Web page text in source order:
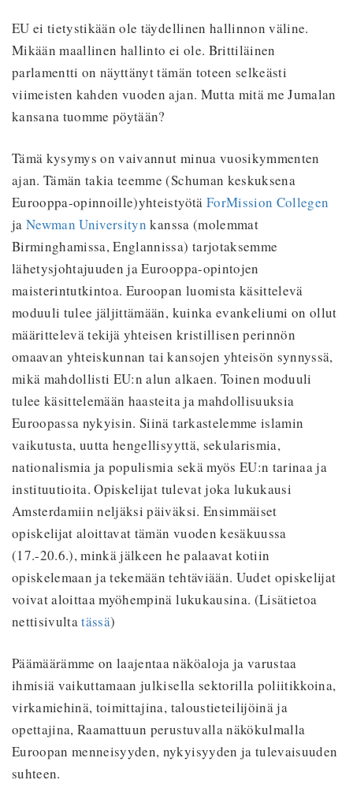
EU ei tietystikään ole täydellinen hallinnon väline.
Mikään maallinen hallinto ei ole. Brittiläinen
parlamentti on näyttänyt tämän toteen selkeästi
viimeisten kahden vuoden ajan. Mutta mitä me Jumalan
kansana tuomme pöytään?
Tämä kysymys on vaivannut minua vuosikymmenten
ajan. Tämän takia teemme (Schuman keskuksena
Eurooppa-opinnoille)yhteistyötä ForMission Collegen
jaNewman Universityn kanssa (molemmat
Birminghamissa, Englannissa) tarjotaksemme
lähetysjohtajuuden ja Eurooppa-opintojen
maisterintutkintoa. Euroopan luomista käsittelevä
moduuli tulee jäljittämään, kuinka evankeliumi on ollut
määrittelevä tekijä yhteisen kristillisen perinnön
omaavan yhteiskunnan tai kansojen yhteisön synnyssä,
mikä mahdollisti EU:n alun alkaen. Toinen moduuli
tulee käsittelemään haasteita ja mahdollisuuksia
Euroopassa nykyisin. Siinä tarkastelemme islamin
vaikutusta, uutta hengellisyyttä, sekularismia,
nationalismia ja populismia sekä myös EU:n tarinaa ja
instituutioita. Opiskelijat tulevat joka lukukausi
Amsterdamiin neljäksi päiväksi. Ensimmäiset
opiskelijat aloittavat tämän vuoden kesäkuussa
(17.-20.6.), minkä jälkeen he palaavat kotiin
opiskelemaan ja tekemään tehtäviään. Uudet opiskelijat
voivat aloittaa myöhempinä lukukausina. (Lisätietoa
nettisivultatässä)
Päämäärämme on laajentaa näköaloja ja varustaa
ihmisiä vaikuttamaan julkisella sektorilla poliitikkoina,
virkamiehinä, toimittajina, taloustieteilijöinä ja
opettajina, Raamattuun perustuvalla näkökulmalla
Euroopan menneisyyden, nykyisyyden ja tulevaisuuden
suhteen.